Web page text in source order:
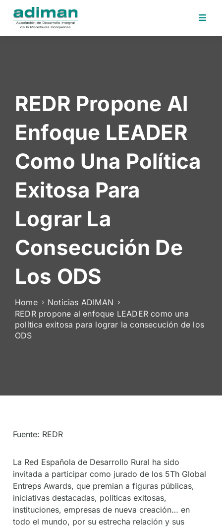
Desafios
Electrónica
Contratante
Noticias
Contacto
Socios
REDR Propone Al
Enfoque LEADER
Como Una Política
Exitosa Para
Lograr La
Consecución De
Los ODS
Home
Noticias ADIMAN
REDR propone al enfoque LEADER como una
política exitosa para lograr la consecución de los
ODS
Fuente: REDR
La Red Española de Desarrollo Rural ha sido
invitada a participar como jurado de los 5Th Global
Entreps Awards, que premian a figuras públicas,
iniciativas destacadas, políticas exitosas,
instituciones, empresas de nueva creación… en
todo el mundo, por su estrecha relación y sus